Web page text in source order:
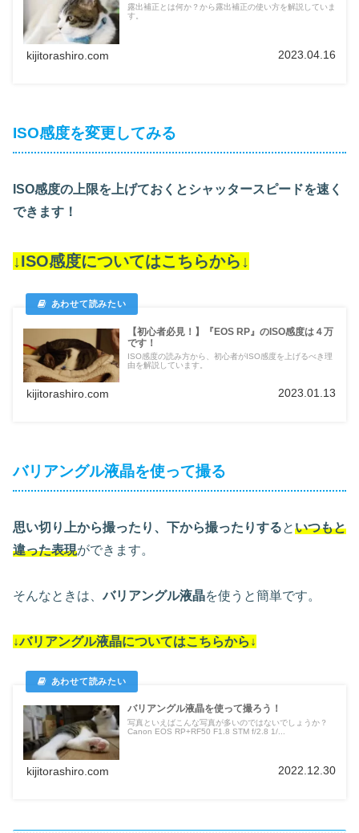
露出補正とは何か？から露出補正の使い方を解説していま
す。
kijitorashiro.com 2023.04.16
ISO感度を変更してみる
ISO感度の上限を上げておくとシャッタースピードを速く
できます！
↓ISO感度についてはこちらから↓
【初心者必見！】『EOS RP』のISO感度は４万
です！
ISO感度の読み方から、初心者がISO感度を上げるべき理
由を解説しています。
kijitorashiro.com 2023.01.13
バリアングル液晶を使って撮る
思い切り上から撮ったり、下から撮ったりするといつもと
違った表現ができます。
そんなときは、バリアングル液晶を使うと簡単です。
↓バリアングル液晶についてはこちらから↓
バリアングル液晶を使って撮ろう！
写真といえばこんな写真が多いのではないでしょうか？
Canon EOS RP+RF50 F1.8 STM f/2.8 1/...
kijitorashiro.com 2022.12.30